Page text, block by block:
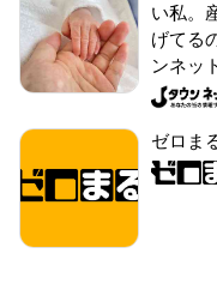
い私。
げてる
ンネッ
ゼロま